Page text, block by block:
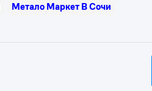
Метало Маркет В Сочи